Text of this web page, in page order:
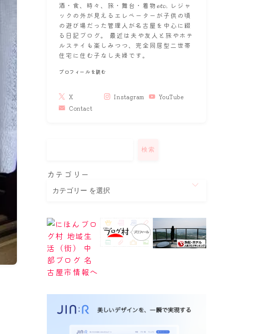
酒・食、時々、旅・舞台・着物𝓮𝓽𝓬. レジャ
ックの外が見えるエレベーターが子供の頃
の遊び場だった管理人が名古屋を中心に綴
る日記ブログ。 最近は夫や友人と旅やホテ
ルステイも楽しみつつ、完全同居型二世帯
住宅に住む子なし夫婦です。
プロフィールを読む
X Instagram
YouTube
Contact
検索
カテゴリー